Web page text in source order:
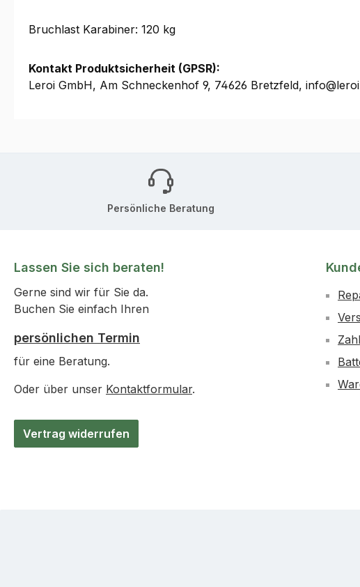
Bruchlast Karabiner: 120 kg
Kontakt Produktsicherheit (GPSR):
Leroi GmbH, Am Schneckenhof 9, 74626 Bretzfeld,
Persönliche Beratung
Lassen Sie sich beraten!
Gerne sind wir für Sie da.
Buchen Sie einfach Ihren
persönlichen Termin
für eine Beratung.
Oder über unser Kontaktformular.
Vertrag widerrufen